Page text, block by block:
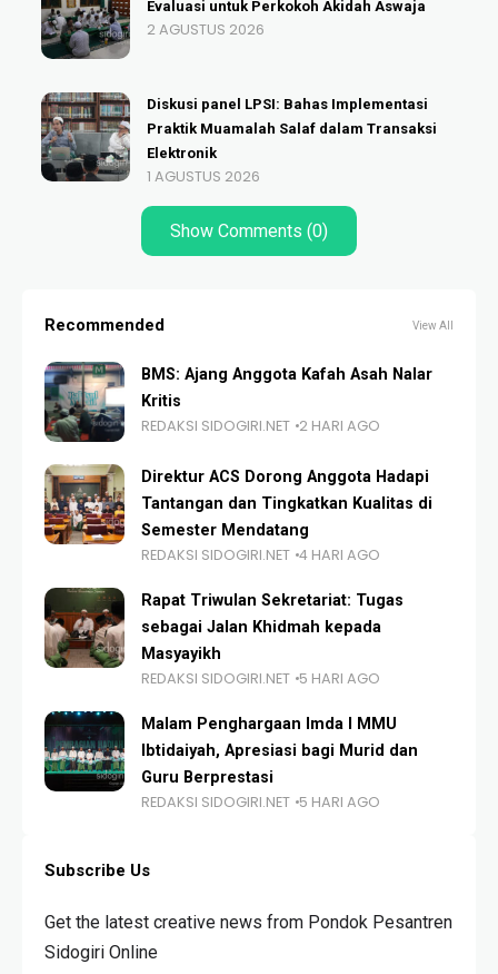
Evaluasi untuk Perkokoh Akidah Aswaja
2 AGUSTUS 2026
Diskusi panel LPSI: Bahas Implementasi
Praktik Muamalah Salaf dalam Transaksi
Elektronik
1 AGUSTUS 2026
Show Comments (0)
Recommended View All
BMS: Ajang Anggota Kafah Asah Nalar
Kritis
REDAKSI SIDOGIRI.NET 2 HARI AGO
Direktur ACS Dorong Anggota Hadapi
Tantangan dan Tingkatkan Kualitas di
Semester Mendatang
REDAKSI SIDOGIRI.NET 4 HARI AGO
Rapat Triwulan Sekretariat: Tugas
sebagai Jalan Khidmah kepada
Masyayikh
REDAKSI SIDOGIRI.NET 5 HARI AGO
Malam Penghargaan Imda I MMU
Ibtidaiyah, Apresiasi bagi Murid dan
Guru Berprestasi
REDAKSI SIDOGIRI.NET 5 HARI AGO
Subscribe Us
Get the latest creative news from Pondok Pesantren
Sidogiri Online